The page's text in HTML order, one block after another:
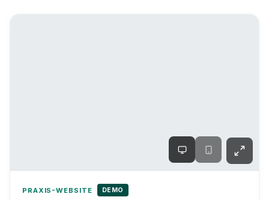
PRAXIS-WEBSITE DEMO